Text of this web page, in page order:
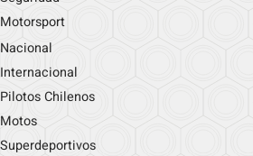
Motorsport
Nacional
Internacional
Pilotos Chilenos
Motos
Superdeportivos